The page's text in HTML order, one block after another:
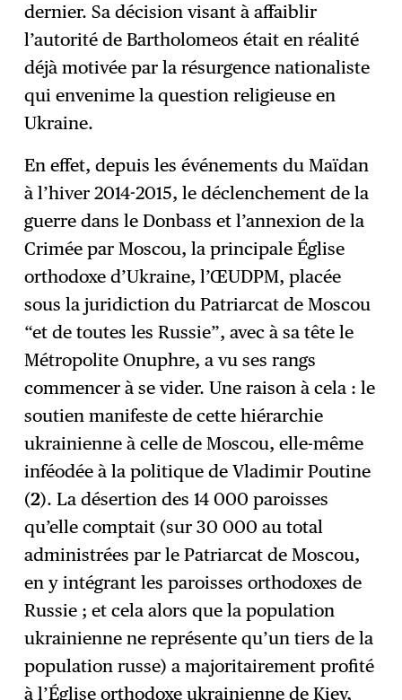
dernier. Sa décision visant à affaiblir
l’autorité de Bartholomeos était en réalité
déjà motivée par la résurgence nationaliste
qui envenime la question religieuse en
Ukraine.
En effet, depuis les événements du Maïdan
à l’hiver 2014-2015, le déclenchement de la
guerre dans le Donbass et l’annexion de la
Crimée par Moscou, la principale Église
orthodoxe d’Ukraine, l’ŒUDPM, placée
sous la juridiction du Patriarcat de Moscou
“et de toutes les Russie”, avec à sa tête le
Métropolite Onuphre, a vu ses rangs
commencer à se vider. Une raison à cela : le
soutien manifeste de cette hiérarchie
ukrainienne à celle de Moscou, elle-même
inféodée à la politique de Vladimir Poutine
(2). La désertion des 14 000 paroisses
qu’elle comptait (sur 30 000 au total
administrées par le Patriarcat de Moscou,
en y intégrant les paroisses orthodoxes de
Russie ; et cela alors que la population
ukrainienne ne représente qu’un tiers de la
population russe) a majoritairement profité
à l’Église orthodoxe ukrainienne de Kiev,